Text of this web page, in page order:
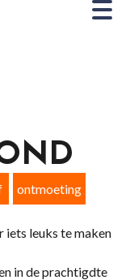
ontmoeting
iets leuks te maken
in de prachtigdte